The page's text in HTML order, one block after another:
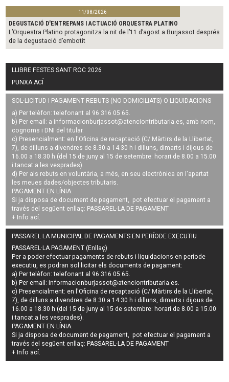
11/08/2026
DEGUSTACIÓ D'ENTREPANS I ACTUACIÓ ORQUESTRA PLATINO
L’Orquestra Platino protagonitza la nit de l’11 d’agost a Burjassot després
de la degustació d’embotit
LLIBRE FESTES SANT ROC 2026
PUNXA ACÍ
SOL·LICITUD I PAGAMENT REBUTS (NO DOMICILIATS) O LIQUIDACIONS
a) Per telèfon: telefonant al 96 316 05 65.
b) Per email: a informacionburjassot@atenciontributaria.es, amb nom,
cognoms i DNI del titular.
c) Presencialment: en l'Oficina de recaptació (C/ Màrtirs de la Llibertat,
7), de dilluns a divendres de 8.30 a 14.30 h i dilluns, dimarts i dijous de
16.00 a 18.30 h (del 15 de juny al 15 de setembre: horari de 8.00 a 15.00
i tancat a les vesprades).
d) Per als rebuts en voluntària, a més, en seu electrònica en l'apartat
les meues dades/objectes tributaris.
PAGAMENT EN LÍNIA:
Si ja disposa de document de pagament, pot efectuar el pagament a
través del següent enllaç: PASSAREL·LA DE PAGAMENT
+ Info ací.
PASSAREL·LA MUNICIPAL DE PAGAMENTS EN PERÍODE EXECUTIU
PASSAREL·LA PAGAMENT (Enllaç)
Per a poder efectuar pagaments derebuts i liquidacions en període
executiu, es podran sol·licitar els documents de pagament:
a) Per telèfon: telefonant al 96 316 05 65.
b) Per email:informacionburjassot@atenciontributaria.es.
c) Presencialment: en l'Oficina de recaptació (C/ Màrtirs de la Llibertat,
7), de dilluns a divendres de 8.30 a 14.30 h i dilluns, dimarts i dijous de
16.00 a 18.30 h (del 15 de juny al 15 de setembre: horari de 8.00 a 15.00
i tancat a les vesprades).
PAGAMENT EN LÍNIA:
Si ja disposa de document de pagament, pot efectuar el pagament a
través del següent enllaç: PASSAREL·LA DE PAGAMENT
+ Info ací.